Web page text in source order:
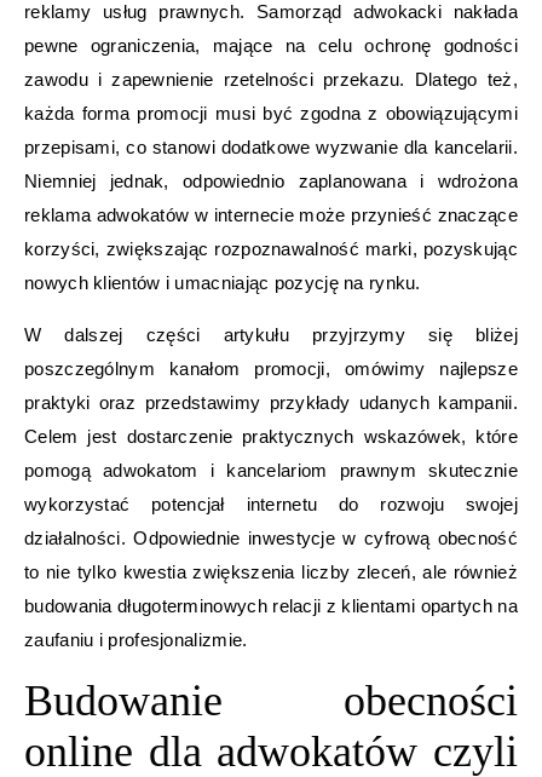
reklamy usług prawnych. Samorząd adwokacki nakłada
pewne ograniczenia, mające na celu ochronę godności
zawodu i zapewnienie rzetelności przekazu. Dlatego też,
każda forma promocji musi być zgodna z obowiązującymi
przepisami, co stanowi dodatkowe wyzwanie dla kancelarii.
Niemniej jednak, odpowiednio zaplanowana i wdrożona
reklama adwokatów w internecie może przynieść znaczące
korzyści, zwiększając rozpoznawalność marki, pozyskując
nowych klientów i umacniając pozycję na rynku.
W dalszej części artykułu przyjrzymy się bliżej
poszczególnym kanałom promocji, omówimy najlepsze
praktyki oraz przedstawimy przykłady udanych kampanii.
Celem jest dostarczenie praktycznych wskazówek, które
pomogą adwokatom i kancelariom prawnym skutecznie
wykorzystać potencjał internetu do rozwoju swojej
działalności. Odpowiednie inwestycje w cyfrową obecność
to nie tylko kwestia zwiększenia liczby zleceń, ale również
budowania długoterminowych relacji z klientami opartych na
zaufaniu i profesjonalizmie.
Budowanie obecności
online dla adwokatów czyli